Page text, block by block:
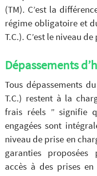
(TM). C’est la
régime obligatoire et
T.C.). C’est le niveau
Dépassements
Tous dépassements
T.C.) restent à la
frais réels ” signifie
engagées sont
niveau de prise en
garanties
accès à des prises